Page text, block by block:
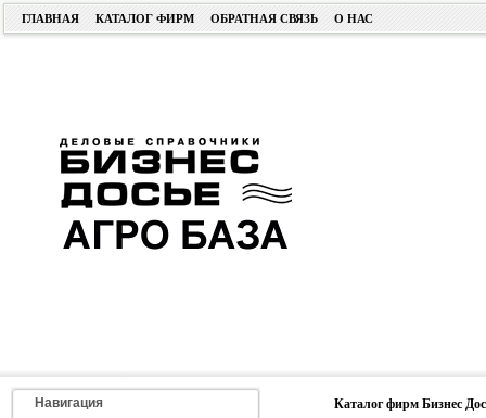
ГЛАВНАЯ КАТАЛОГ ФИРМ ОБРАТНАЯ СВЯЗЬ О НАС
Навигация
Каталог фирм Бизнес